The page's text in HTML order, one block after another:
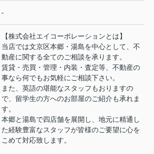
-
【株式会社エイコーポレーションとは】
当店では文京区本郷・湯島を中心として、不
動産に関する全てのご相談を承ります。
賃貸・売買・管理・内装・査定等、不動産の
事なら何でもお気軽にご相談下さい。
また、英語の堪能なスタッフもおりますの
で、留学生の方へのお部屋のご紹介も承れま
す。
本郷と湯島で四店舗を展開し、地元に精通し
た経験豊富なスタッフが皆様のご要望に心を
こめて対応致します。